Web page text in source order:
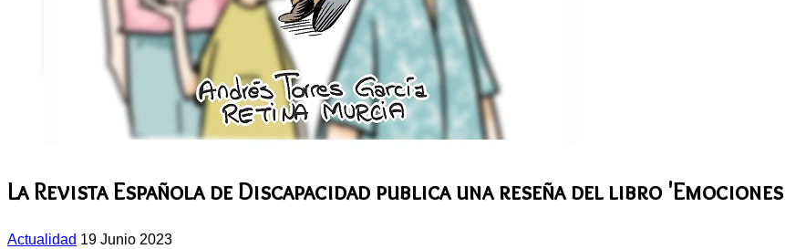
Retina News
Revista Visión
La Revista Española de Discapacidad publica una reseña del libro
Actualidad 19 Junio 2023